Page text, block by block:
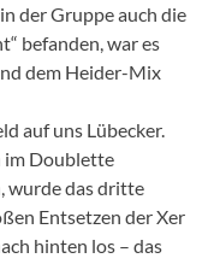
der Gruppe auch die
befanden, war es
dem Heider-Mix
auf uns Lübecker.
im Doublette
wurde das dritte
Entsetzen der Xer
hinten los – das